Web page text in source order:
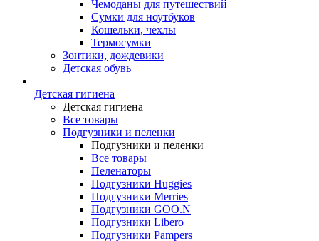
Чемоданы для путешествий
Сумки для ноутбуков
Кошельки, чехлы
Термосумки
Зонтики, дождевики
Детская обувь
Детская гигиена
Детская гигиена
Все товары
Подгузники и пеленки
Подгузники и пеленки
Все товары
Пеленаторы
Подгузники Huggies
Подгузники Merries
Подгузники GOO.N
Подгузники Libero
Подгузники Pampers